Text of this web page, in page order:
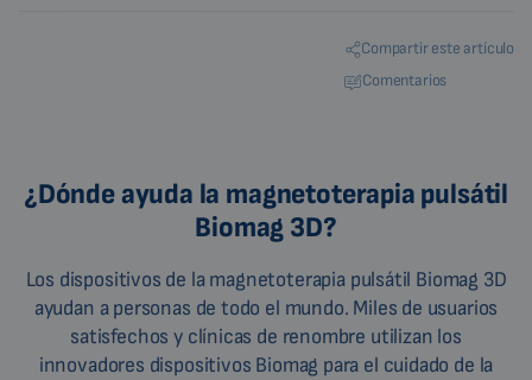
Compartir este artículo
Comentarios
¿Dónde ayuda la magnetoterapia pulsátil
Biomag 3D?
Los dispositivos de la magnetoterapia pulsátil Biomag 3D
ayudan a personas de todo el mundo. Miles de usuarios
satisfechos y clínicas de renombre utilizan los
innovadores dispositivos Biomag para el cuidado de la